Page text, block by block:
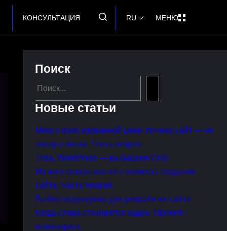
КОНСУЛЬТАЦИЯ RU МЕНЮ
Поиск
Новые статьи
Миф о фиксированной цене: почему сайт — не
товар с полки. Часть вторая
Tilda, WordPress — выбираем CMS
Из чего складывается стоимость создания
сайта. Часть первая.
Выбор подрядчика для разработки сайта
Когда слова становятся кодом. Промпт-
инжиниринг.